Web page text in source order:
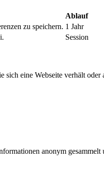
Ablauf
zu speichern. 1 Jahr
Session
eine Webseite verhält
anonym